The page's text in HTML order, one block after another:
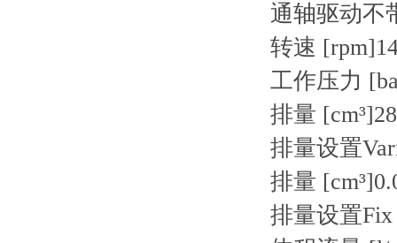
通轴驱动不
转速 [rpm]
工作压力
排量 [cm³]
排量设置
排量 [cm³]
排量设置Fix